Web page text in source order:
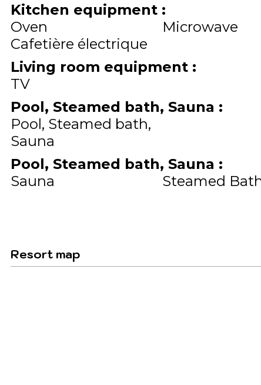
Kitchen equipment :
Oven
Microwave
Cafetière électrique
Living room equipment :
TV
Pool, Steamed bath, Sauna :
Pool, Steamed bath,
Sauna
Pool, Steamed bath, Sauna :
Sauna
Steamed
Resort map